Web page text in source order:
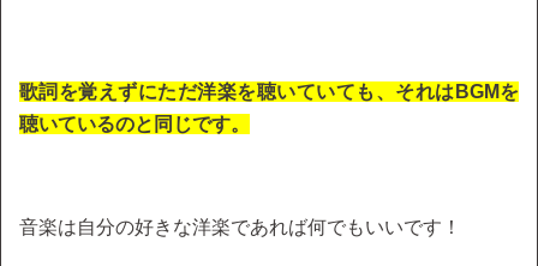
歌詞を覚えずにただ洋楽を聴いていても、それはBGMを
聴いているのと同じです。
音楽は自分の好きな洋楽であれば何でもいいです！